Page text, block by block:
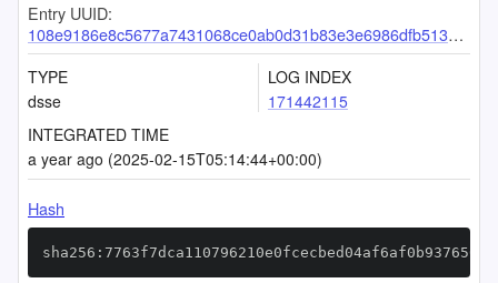
Entry UUID:
108e9186e8c5677a7431068ce0ab0d31b83e3e6986dfb513b2f95963448d9cc5d98520c7a7bdd516
TYPE
dsse
LOG INDEX
171442115
INTEGRATED TIME
a year ago (2025-02-15T05:14:44+00:00)
Hash